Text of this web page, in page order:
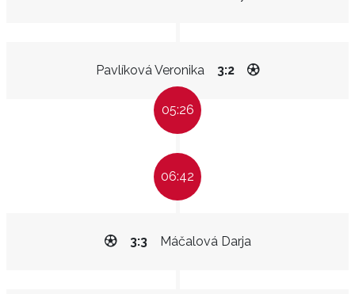
Pavlíková Veronika 3:2
05:26
06:42
Máčalová Darja
3:3